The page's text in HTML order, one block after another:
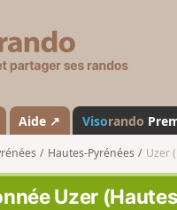
s
a
n
d
o
Aide ↗ Visorando
Hautes-Pyrénées Uzer
Uzer